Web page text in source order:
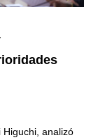
analizó